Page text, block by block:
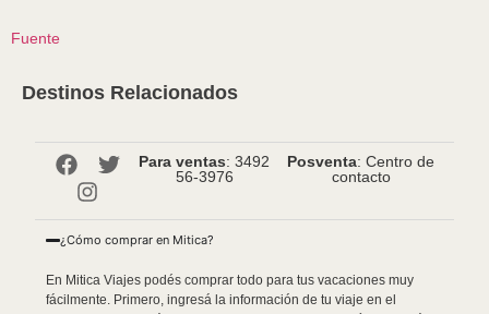
Fuente
Destinos Relacionados
Para ventas: 3492
56-3976
Posventa: Centro de
contacto
¿Cómo comprar en Mitica?
En Mitica Viajes podés comprar todo para tus vacaciones muy
fácilmente. Primero, ingresá la información de tu viaje en el